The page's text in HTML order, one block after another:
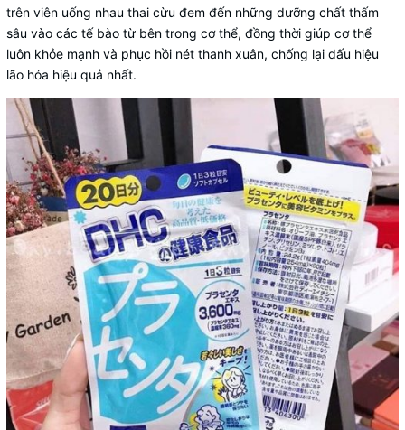
trên viên uống nhau thai cừu đem đến những dưỡng chất thấm
sâu vào các tế bào từ bên trong cơ thể, đồng thời giúp cơ thể
luôn khỏe mạnh và phục hồi nét thanh xuân, chống lại dấu hiệu
lão hóa hiệu quả nhất.